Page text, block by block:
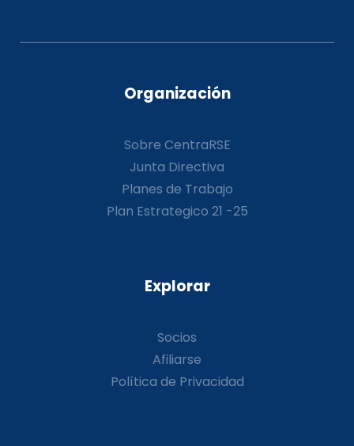
Organización
Sobre CentraRSE
Junta Directiva
Planes de Trabajo
Plan Estrategico 21 -25
Explorar
Socios
Afiliarse
Política de Privacidad